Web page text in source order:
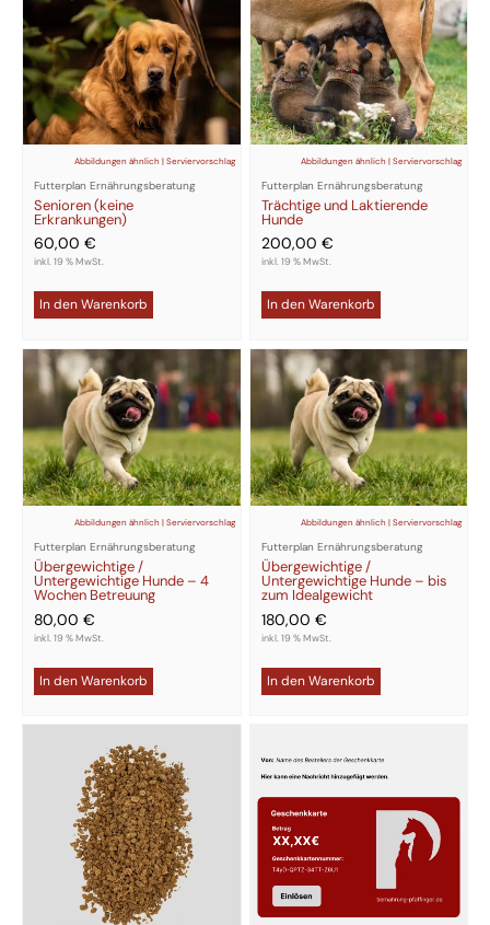
Abbildungen ähnlich | Serviervorschlag
Futterplan Ernährungsberatung
Senioren (keine
Erkrankungen)
60,00 €
inkl. 19 % MwSt.
In den Warenkorb
Abbildungen ähnlich | Serviervorschlag
Futterplan Ernährungsberatung
Trächtige und Laktierende
Hunde
200,00 €
inkl. 19 % MwSt.
In den Warenkorb
Abbildungen ähnlich | Serviervorschlag
Futterplan Ernährungsberatung
Übergewichtige /
Untergewichtige Hunde – 4
Wochen Betreuung
80,00 €
inkl. 19 % MwSt.
In den Warenkorb
Abbildungen ähnlich | Serviervorschlag
Futterplan Ernährungsberatung
Übergewichtige /
Untergewichtige Hunde – bis
zum Idealgewicht
180,00 €
inkl. 19 % MwSt.
In den Warenkorb
weist
mehrere
Varianten
auf.
Die
Optionen
können
auf
der
Produktseite